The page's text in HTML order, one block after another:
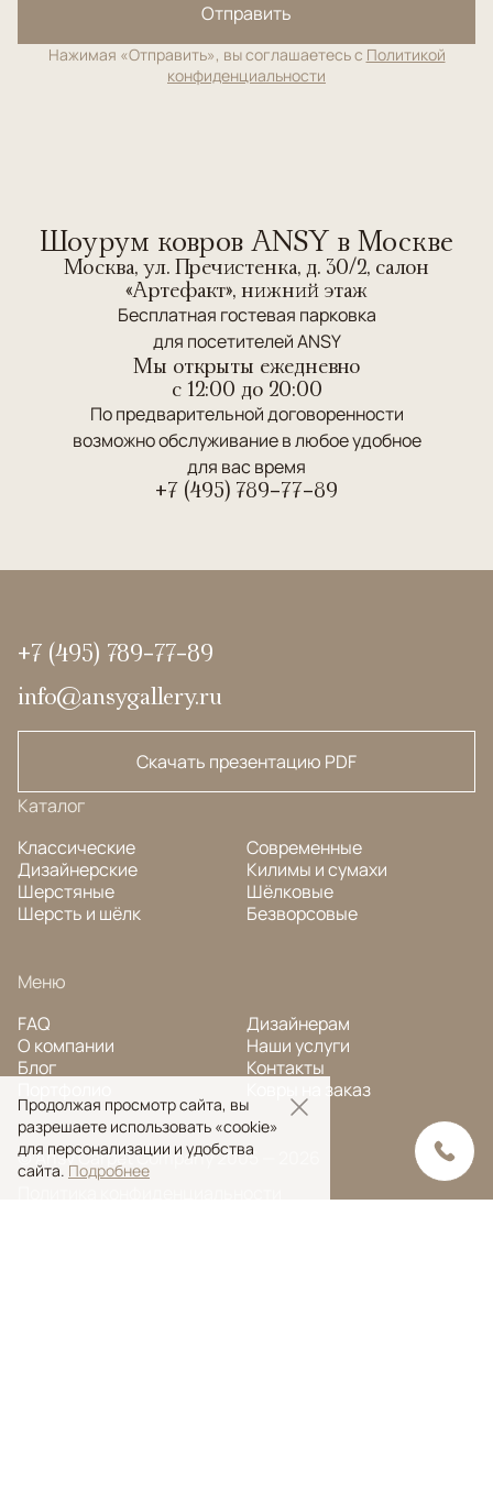
Отправить
Нажимая «Отправить», вы соглашаетесь с Политикой
конфиденциальности
Шоурум ковров ANSY в Москве
Москва, ул. Пречистенка, д. 30/2, салон
«Артефакт», нижний этаж
Бесплатная гостевая парковка
для посетителей ANSY
Мы открыты ежедневно
c 12:00 до 20:00
По предварительной договоренности
возможно обслуживание в любое удобное
для вас время
+7 (495) 789-77-89
+7 (495) 789-77-89
info@ansygallery.ru
Скачать презентацию PDF
Каталог
Классические
Дизайнерские
Шерстяные
Шерсть и шёлк
Современные
Килимы и сумахи
Шёлковые
Безворсовые
Меню
FAQ
О компании
Блог
Дизайнерам
Наши услуги
Контакты
Ковры на заказ
© Ansy Carpet Company 2005 — 2026
Продолжая просмотр сайта, вы
разрешаете использовать «cookie»
для персонализации и удобства
сайта. Подробнее